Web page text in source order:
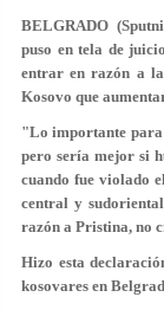
BELGRADO
puso en tela de
entrar en razón a
Kosovo que
"Lo importante para
pero sería mejor si
cuando fue violado
central y
razón a Pristina, no
Hizo esta
kosovares en